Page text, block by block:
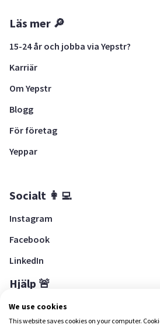
Läs mer 🔎
15-24 år och jobba via Yepstr?
Karriär
Om Yepstr
Blogg
För företag
Yeppar
Socialt 👩‍💻
Instagram
Facebook
LinkedIn
Hjälp 🚨
Hjälpcenter
We use cookies
This website saves cookies on your computer.